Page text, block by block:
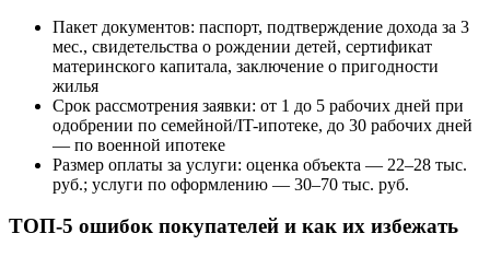
Пакет документов: паспорт, подтверждение дохода за 3
мес., свидетельства о рождении детей, сертификат
материнского капитала, заключение о пригодности
жилья
Срок рассмотрения заявки: от 1 до 5 рабочих дней при
одобрении по семейной/IT-ипотеке, до 30 рабочих дней
— по военной ипотеке
Размер оплаты за услуги: оценка объекта — 22–28 тыс.
руб.; услуги по оформлению — 30–70 тыс. руб.
ТОП-5 ошибок покупателей и как их избежать